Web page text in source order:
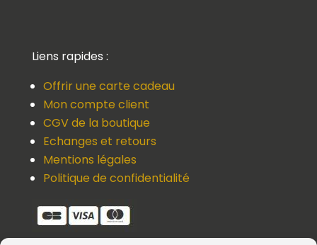
Liens rapides :
Offrir une carte cadeau
Mon compte client
CGV de la boutique
Echanges et retours
Mentions légales
Politique de confidentialité